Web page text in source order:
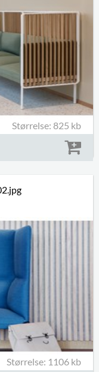
Størrelse: 825 kb
Størrelse: 1106 kb